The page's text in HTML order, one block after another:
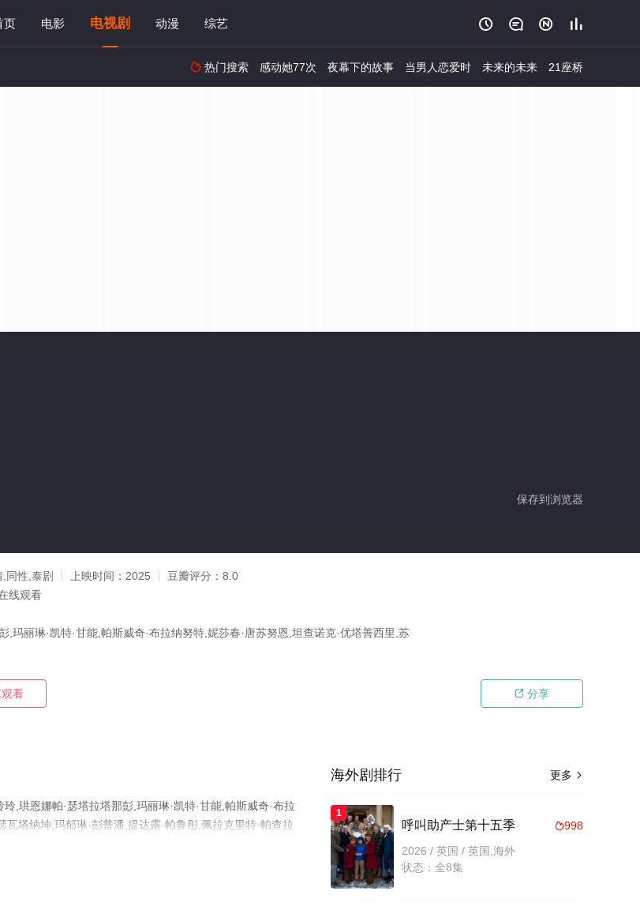
页 电影 电视剧 动漫 综艺    
 热门搜索 感动她77次 夜幕下的故事 当男人恋爱时 未来的未来 21座桥
保存到浏览器
同性,泰剧 上映时间： 2025 豆瓣评分： 8.0
线观看
,玛丽琳·凯特·甘能,帕斯威奇·布拉纳努特,妮莎春·唐苏努恩,坦查诺克·优塔善西里,苏
看  分享
,珙恩娜帕·瑟塔拉塔那彭,玛丽琳·凯特·甘能,帕斯威奇·布拉
塔纳坤,玛郁琳·彭普潘,提达露·帕鲁彤,佩拉克里特·帕查拉
电视剧，大结局剧情已揭晓（1-14全集），手机免费观看
更多 
海外剧排行
1
998
呼叫助产士第十五季
2026 / 英国 / 英国,海外
状态：全8集